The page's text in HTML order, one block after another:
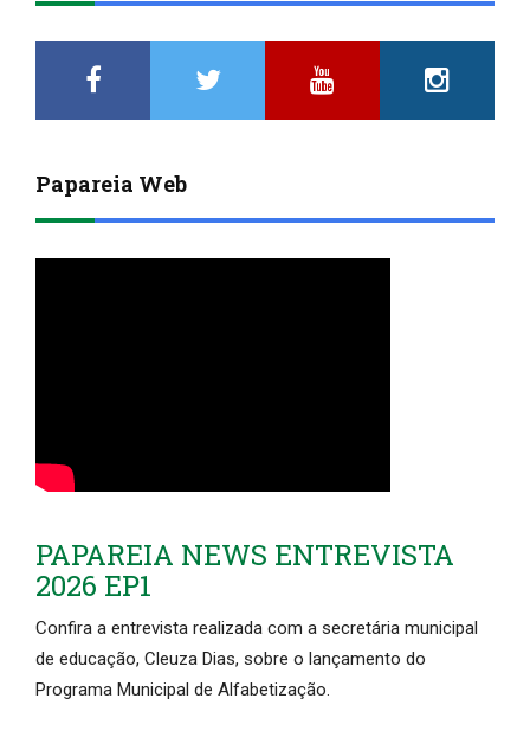
Papareia Web
PAPAREIA NEWS ENTREVISTA
2026 EP1
Confira a entrevista realizada com a secretária municipal
de educação, Cleuza Dias, sobre o lançamento do
Programa Municipal de Alfabetização.